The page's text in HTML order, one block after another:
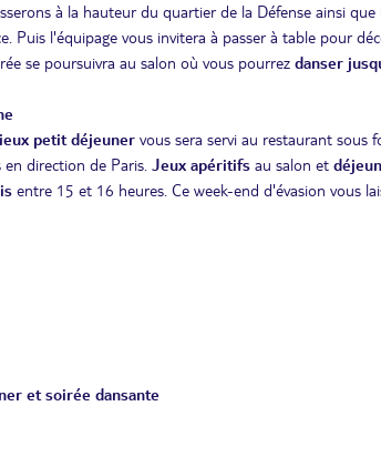
à la hauteur du quartier de la Défense ainsi
Puis l'équipage vous invitera à passer à table pour
se poursuivra au salon où vous pourrez danser
petit déjeuner vous sera servi au restaurant
direction de Paris. Jeux apéritifs au salon et
entre 15 et 16 heures. Ce week-end d'évasion vous
et soirée dansante